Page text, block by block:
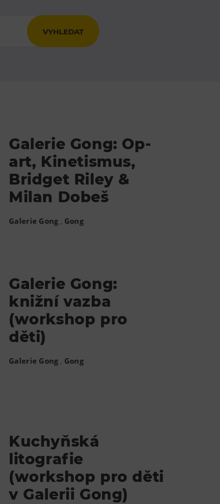
Galerie Gong: Op-
art, Kinetismus,
Bridget Riley &
Milan Dobeš
Galerie Gong , Gong
Galerie Gong:
knižní vazba
(workshop pro
děti)
Galerie Gong , Gong
Kuchyňská
litografie
(workshop pro děti
v Galerii Gong)